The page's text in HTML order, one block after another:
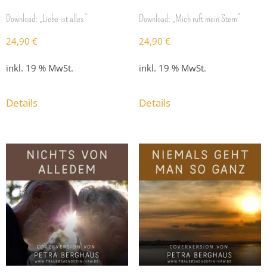
Download: „Liebe ist alles“
24,90 €
inkl. 19 % MwSt.
Details
Download: „Mich ruft mein Stern“
24,90 €
inkl. 19 % MwSt.
Details